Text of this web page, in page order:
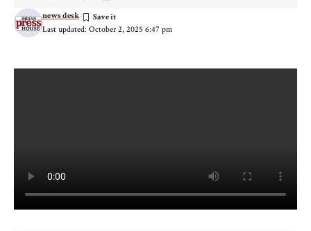
Last updated: October 2, 2025 6:47 pm
news desk